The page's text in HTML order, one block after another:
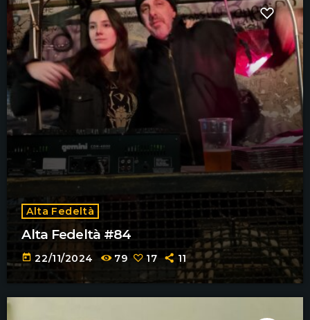
Alta Fedeltà
Alta Fedeltà #84
today 22/11/2024 79 17 11